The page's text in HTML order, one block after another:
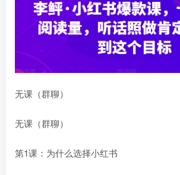
无课（群聊）
无课（群聊）
第1课：为什么选择小红书